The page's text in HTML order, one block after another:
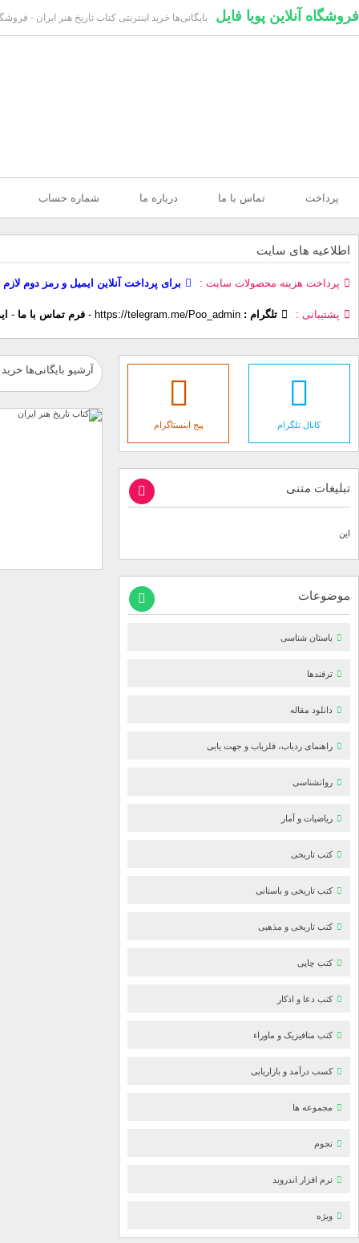
فروشگاه آنلاین پویا فایل بایگانی‌ها خرید اینترنتی کتاب تاریخ هنر ایران -
پرداخت تماس با ما درباره ما شماره حساب
اطلاعیه های سایت
پرداخت هزینه محصولات سایت برای پرداخت آنلاین ایمیل و رمز دوم
پشتیبانی تلگرام : https://telegram.me/Poo_admin
- فرم تماس با ما -
آرشیو بایگانی‌ها
کانال تلگرام پیج اینستاگرام
تبلیغات متنی
این
موضوعات
باستان شناسی
ترفندها
دانلود مقاله
راهنمای ردیاب، فلزیاب و جهت یابی
روانشناسی
ریاضیات و آمار
کتب تاریخی
کتب تاریخی و باستانی
کتب تاریخی و مذهبی
کتب چاپی
کتب دعا و اذکار
کتب متافیزیک و ماوراء
کسب درآمد و بازاریابی
مجموعه ها
نجوم
نرم افزار اندروید
ویژه